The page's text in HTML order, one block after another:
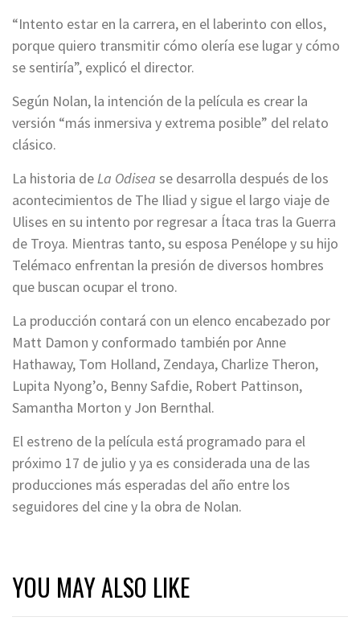
“Intento estar en la carrera, en el laberinto con ellos,
porque quiero transmitir cómo olería ese lugar y cómo
se sentiría”, explicó el director.
Según Nolan, la intención de la película es crear la
versión “más inmersiva y extrema posible” del relato
clásico.
La historia de La Odisea se desarrolla después de los
acontecimientos de The Iliad y sigue el largo viaje de
Ulises en su intento por regresar a Ítaca tras la Guerra
de Troya. Mientras tanto, su esposa Penélope y su hijo
Telémaco enfrentan la presión de diversos hombres
que buscan ocupar el trono.
La producción contará con un elenco encabezado por
Matt Damon y conformado también por Anne
Hathaway, Tom Holland, Zendaya, Charlize Theron,
Lupita Nyong’o, Benny Safdie, Robert Pattinson,
Samantha Morton y Jon Bernthal.
El estreno de la película está programado para el
próximo 17 de julio y ya es considerada una de las
producciones más esperadas del año entre los
seguidores del cine y la obra de Nolan.
YOU MAY ALSO LIKE